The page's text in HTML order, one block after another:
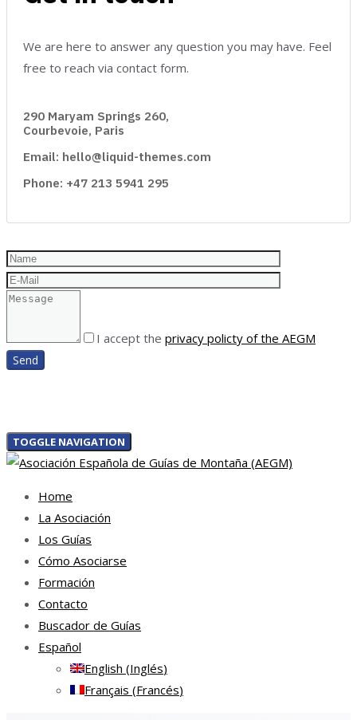
We are here to answer any question you may have. Feel
free to reach via contact form.
290 Maryam Springs 260,
Courbevoie, Paris
Email: hello@liquid-themes.com
Phone: +47 213 5941 295
I accept the privacy policty of the AEGM
TOGGLE NAVIGATION
Home
La Asociación
Los Guías
Cómo Asociarse
Formación
Contacto
Buscador de Guías
Español
English (Inglés)
Français (Francés)